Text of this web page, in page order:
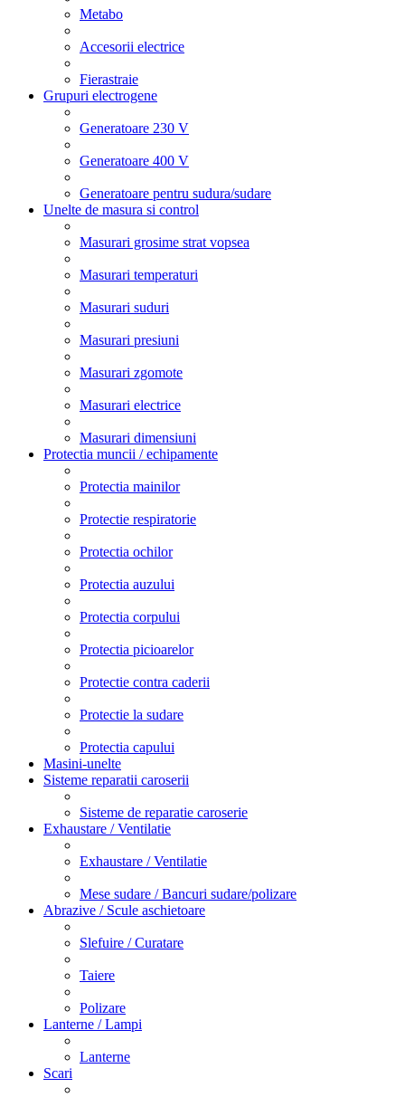
Metabo
Accesorii electrice
Fierastraie
Grupuri electrogene
Generatoare 230 V
Generatoare 400 V
Generatoare pentru sudura/sudare
Unelte de masura si control
Masurari grosime strat vopsea
Masurari temperaturi
Masurari suduri
Masurari presiuni
Masurari zgomote
Masurari electrice
Masurari dimensiuni
Protectia muncii / echipamente
Protectia mainilor
Protectie respiratorie
Protectia ochilor
Protectia auzului
Protectia corpului
Protectia picioarelor
Protectie contra caderii
Protectie la sudare
Protectia capului
Masini-unelte
Sisteme reparatii caroserii
Sisteme de reparatie caroserie
Exhaustare / Ventilatie
Exhaustare / Ventilatie
Mese sudare / Bancuri sudare/polizare
Abrazive / Scule aschietoare
Slefuire / Curatare
Taiere
Polizare
Lanterne / Lampi
Lanterne
Scari